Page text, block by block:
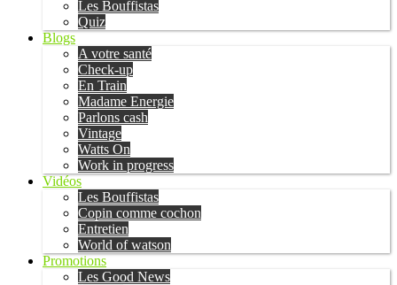
Les Bouffistas
Quiz
Blogs
A votre santé
Check-up
En Train
Madame Energie
Parlons cash
Vintage
Watts On
Work in progress
Vidéos
Les Bouffistas
Copin comme cochon
Entretien
World of watson
Promotions
Les Good News